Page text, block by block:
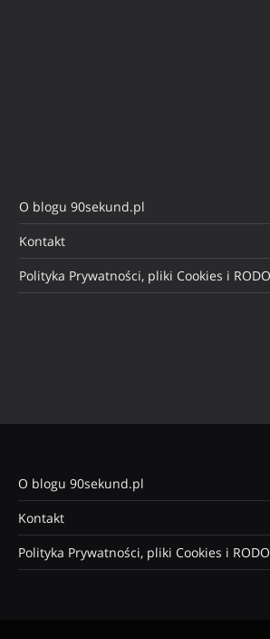
O blogu 90sekund.pl
Kontakt
Polityka Prywatności, pliki Cookies i RODO
O blogu 90sekund.pl
Kontakt
Polityka Prywatności, pliki Cookies i RODO